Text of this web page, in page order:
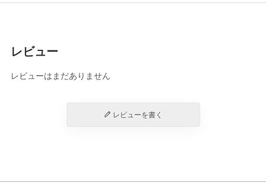
レビュー
レビューはまだありません
レビューを書く